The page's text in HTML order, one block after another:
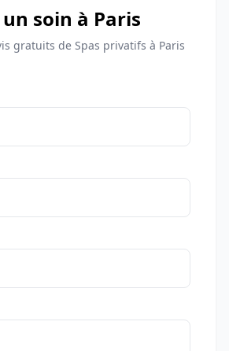
soin à Paris
gratuits de Spas privatifs à Paris